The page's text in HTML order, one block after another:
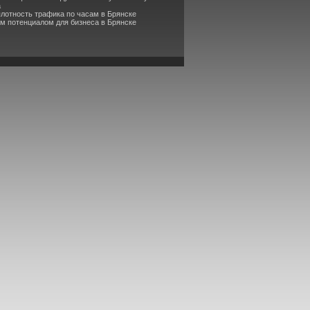
трафика по часам в Брянске
потенциалом для бизнеса в Брянске